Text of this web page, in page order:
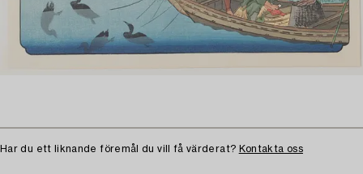
Har du ett liknande föremål du vill få värderat? Kontakta oss